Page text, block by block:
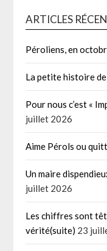
ARTICLES
Péroliens, en
La petite histoire
Pour nous c’est «
juillet 2026
Aime Pérols ou
Un maire
juillet 2026
Les chiffres sont
vérité(suite) 23